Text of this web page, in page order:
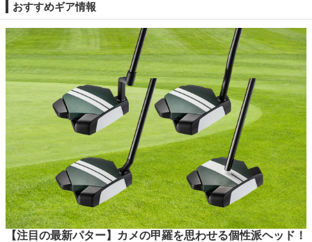
おすすめギア情報
【注目の最新パター】カメの甲羅を思わせる個性派ヘッド！